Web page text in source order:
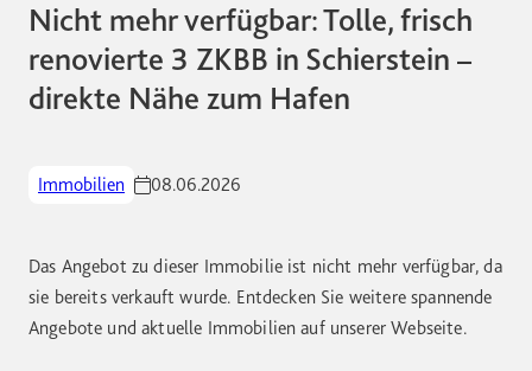
Nicht mehr verfügbar: Tolle, frisch
renovierte 3 ZKBB in Schierstein –
direkte Nähe zum Hafen
Immobilien 08.06.2026
Das Angebot zu dieser Immobilie ist nicht mehr verfügbar, da
sie bereits verkauft wurde. Entdecken Sie weitere spannende
Angebote und aktuelle Immobilien auf unserer Webseite.